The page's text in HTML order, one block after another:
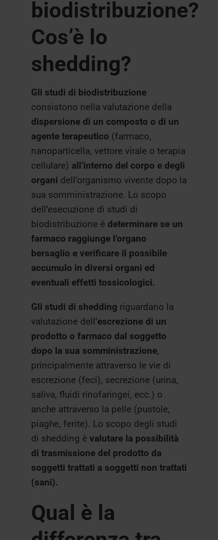
biodistribuzione?
Cos’è lo
shedding?
Gli studi di biodistribuzione
consistono nella valutazione della
dispersione di un composto o di un
agente terapeutico (farmaco,
nanoparticella, vettore virale o terapia
cellulare) all’interno del corpo e degli
organi dell’organismo vivente dopo la
sua somministrazione. Lo scopo
dell’esecuzione di studi di
biodistribuzione è determinare se un
farmaco raggiunge l’organo
bersaglio e verificare il possibile
accumulo in diversi organi ed
eventuali effetti tossicologici.
Gli studi di shedding riguardano la
valutazione dell’escrezione di un
prodotto o farmaco dal soggetto
dopo la sua somministrazione,
principalmente attraverso le vie di
escrezione (feci), secrezione (urina,
saliva, fluidi rinofaringei, ecc.) o
anche attraverso la pelle (pustole,
piaghe, ferite). Lo scopo degli studi
di shedding è valutare la possibilità
di trasmissione del prodotto da
soggetti trattati a soggetti non trattati
(sani).
Qual è la